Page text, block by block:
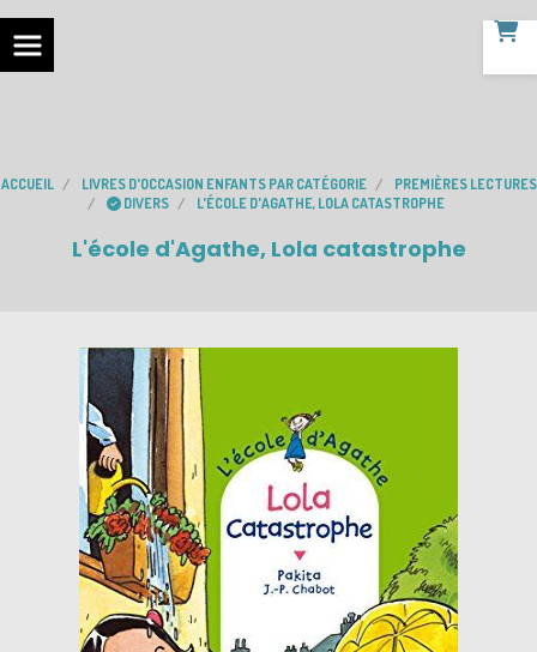
ACCUEIL LIVRES D'OCCASION ENFANTS PAR CATÉGORIE
PREMIÈRES LECTURES
DIVERS
L'ÉCOLE D'AGATHE, LOLA CATASTROPHE
L'école d'Agathe, Lola catastrophe